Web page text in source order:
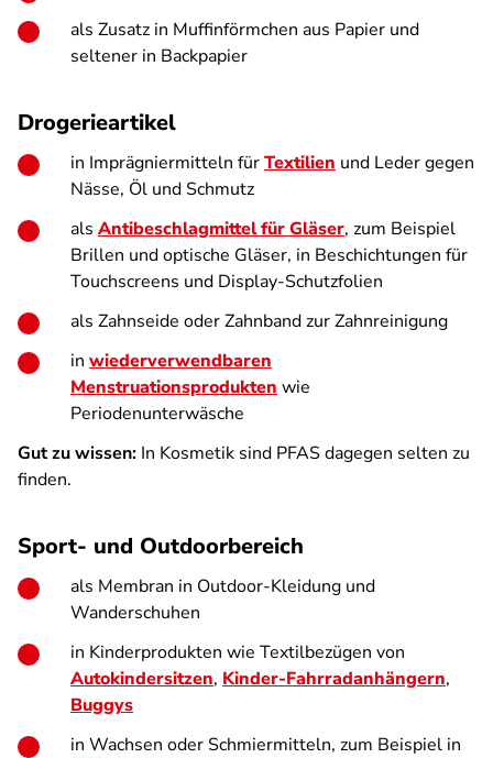
als Zusatz in Muffinförmchen aus Papier und
seltener in Backpapier
Drogerieartikel
in Imprägniermitteln fürTextilien und Leder gegen
Nässe, Öl und Schmutz
als Antibeschlagmittel für Gläser, zum Beispiel
Brillen und optische Gläser, in Beschichtungen für
Touchscreens und Display-Schutzfolien
als Zahnseide oder Zahnband zur Zahnreinigung
in wiederverwendbaren
Menstruationsprodukten wie
Periodenunterwäsche
Gut zu wissen: In Kosmetik sind PFAS dagegen selten zu
finden.
Sport- und Outdoorbereich
als Membran in Outdoor-Kleidung und
Wanderschuhen
in Kinderprodukten wie Textilbezügen von
Autokindersitzen, Kinder-Fahrradanhängern,
Buggys
in Wachsen oder Schmiermitteln, zum Beispiel in